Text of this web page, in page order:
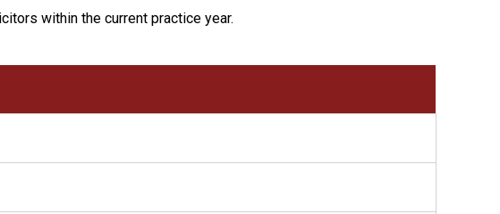
within the current practice year.